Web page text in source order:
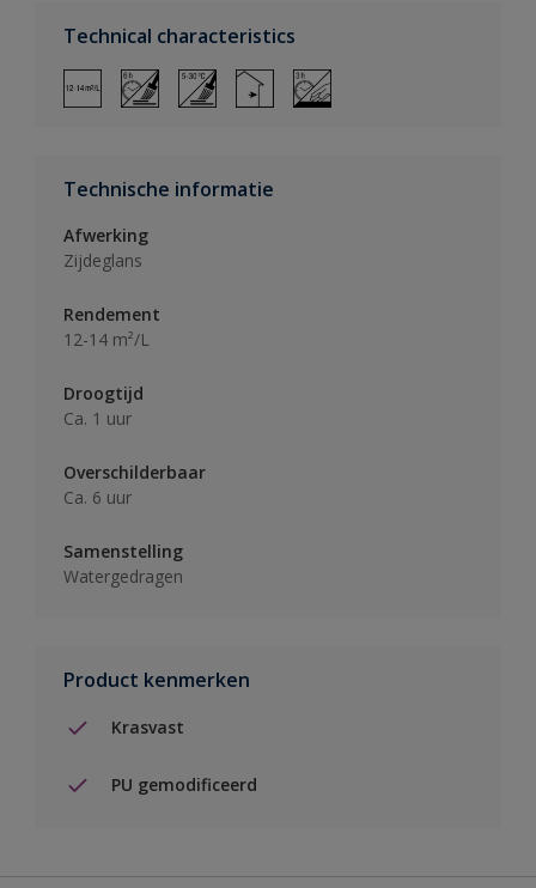
Technical characteristics
Technische informatie
Afwerking
Zijdeglans
Rendement
12-14 m²/L
Droogtijd
Ca. 1 uur
Overschilderbaar
Ca. 6 uur
Samenstelling
Watergedragen
Product kenmerken
Krasvast
PU gemodificeerd